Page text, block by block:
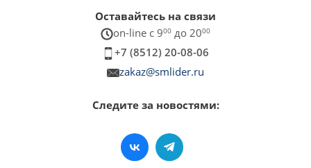
Оставайтесь на связи
on-line c 900 до 2000
+7 (8512) 20-08-06
zakaz@smlider.ru
Следите за новостями: